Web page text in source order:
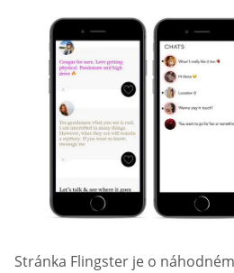
Stránka Flingster je o